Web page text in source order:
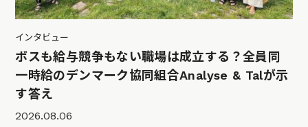
インタビュー
ボスも給与競争もない職場は成立する？全員同
一時給のデンマーク協同組合Analyse & Talが示
す答え
2026.08.06